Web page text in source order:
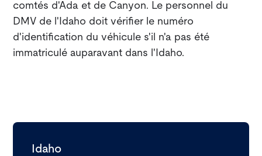
Idaho
comtés d'Ada et de Canyon. Le personnel du
DMV de l'Idaho doit vérifier le numéro
d'identification du véhicule s'il n'a pas été
immatriculé auparavant dans l'Idaho.